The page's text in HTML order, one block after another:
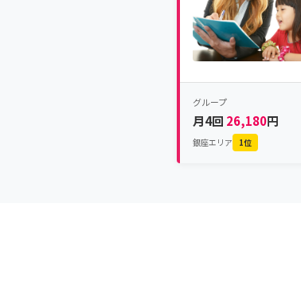
グループ
月4回 26,180円
銀座エリア 1位